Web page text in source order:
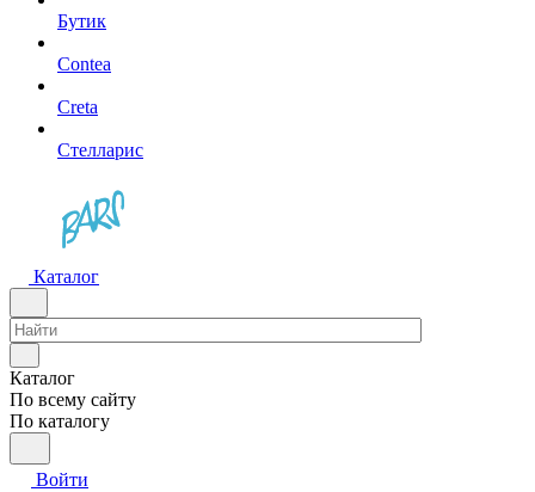
Бутик
Contea
Creta
Стелларис
Каталог
Каталог
По всему сайту
По каталогу
Войти